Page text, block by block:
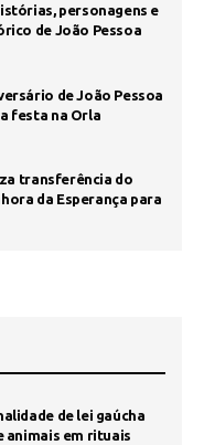
personagens e
de João Pessoa
de João Pessoa
festa na Orla
transferência do
da Esperança para
de lei gaúcha
animais em rituais